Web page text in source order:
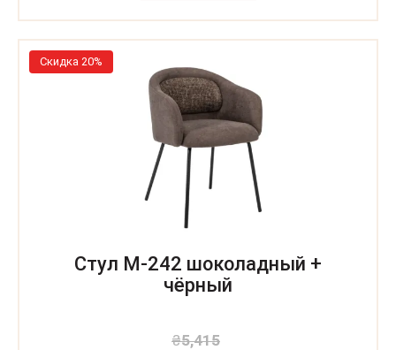
Скидка 20%
Стул M-242 шоколадный +
чёрный
₴5,415